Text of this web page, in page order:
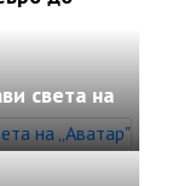
света на